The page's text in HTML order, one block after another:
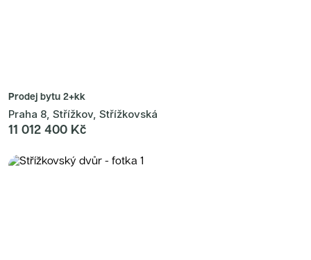
Prodej bytu 2+kk
Praha 8, Střížkov, Střížkovská
11 012 400 Kč